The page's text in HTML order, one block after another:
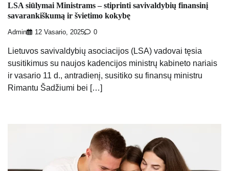
LSA siūlymai Ministrams – stiprinti savivaldybių finansinį
savarankiškumą ir švietimo kokybę
Admin 12 Vasario, 2025 0
Lietuvos savivaldybių asociacijos (LSA) vadovai tęsia
susitikimus su naujos kadencijos ministrų kabineto nariais
ir vasario 11 d., antradienį, susitiko su finansų ministru
Rimantu Šadžiumi bei […]